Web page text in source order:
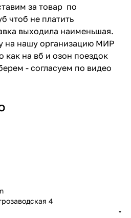
за товар по
чтоб не платить
выходила наименьшая.
на нашу организацию МИР
на вб и озон поездок
- согласуем по видео
4